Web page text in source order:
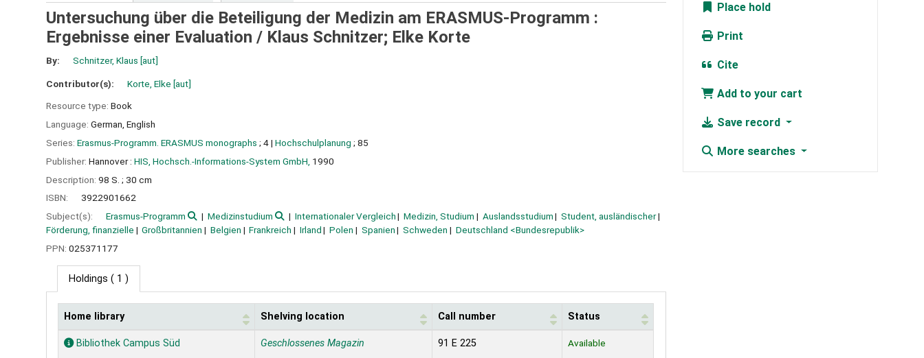
Untersuchung über die Beteiligung der Medizin am ERASMUS-Programm :
Ergebnisse einer Evaluation / Klaus Schnitzer; Elke Korte
By: Schnitzer, Klaus [aut]
Contributor(s): Korte, Elke [aut]
Resource type: Book
Language: German English
Series: Erasmus-Programm. ERASMUS monographs ; 4| Hochschulplanung ; 85
Publisher: Hannover : HIS, Hochsch.-Informations-System GmbH, 1990
Description: 98 S. ; 30 cm
ISBN:
3922901662
Subject(s):
Erasmus-Programm Medizinstudium Internationaler Vergleich Medizin, Studium Auslandsstudium
Student, ausländischer
Förderung, finanzielle
Großbritannien Belgien Frankreich Irland Polen Spanien Schweden
Deutschland <Bundesrepublik>
PPN: 025371177
Holdings ( 1 )
Holdings
Home library Shelving location Call number Status
Bibliothek Campus Süd Geschlossenes Magazin 91 E 225 Available
Place hold
Print
Cite
Add to your cart
Save record
More searches